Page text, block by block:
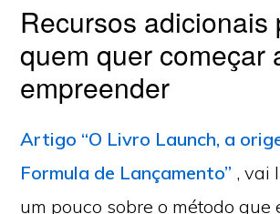
Recursos adicionais
quem quer começar
empreender
Artigo “O Livro Launch, a
Formula de Lançamento” , vai
um pouco sobre o método que